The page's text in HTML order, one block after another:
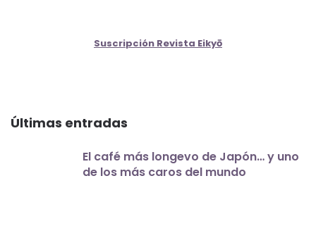
Suscripción Revista Eikyō
Últimas entradas
El café más longevo de Japón… y uno
de los más caros del mundo